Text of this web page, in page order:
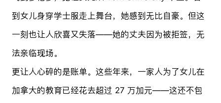
到女儿身穿学士服走上舞台，她感到无比自豪。但这
一刻也让人欣喜又失落——她的丈夫因为被拒签，无
法亲临现场。
更让人心碎的是账单。这些年来，一家人为了女儿在
加拿大的教育已经花去超过 27 万加元——这还不包